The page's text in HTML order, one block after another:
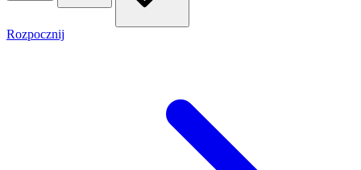
Rozpocznij